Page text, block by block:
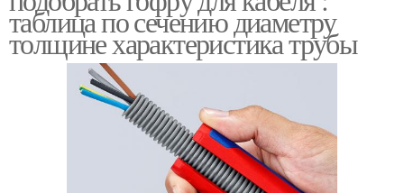
Кабель в бетоне
Гофр для проводки Гофры для проводов
таблица по сечению диаметру
толщине характеристика трубы